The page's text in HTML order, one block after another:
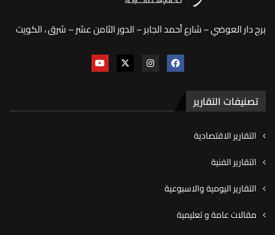
برج دار العوضي – شارع أحمد الجابر – الدور الثامن عشر – شرق ، الكويت
تصنيفات التقارير
التقارير الاقتصادية
التقارير الفنية
التقارير اليومية والاسبوعية
مقالات عامة و تعليمية